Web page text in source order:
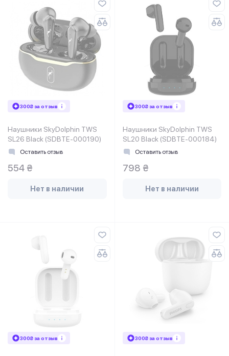
300₴ за отзыв
Наушники SkyDolphin TWS
SL26 Black (SDBTE-000190)
Оставить отзыв
554 ₴
Нет в наличии
300₴ за отзыв
Наушники SkyDolphin TWS
SL20 Black (SDBTE-000184)
Оставить отзыв
798 ₴
Нет в наличии
300₴ за отзыв 300₴ за отзыв